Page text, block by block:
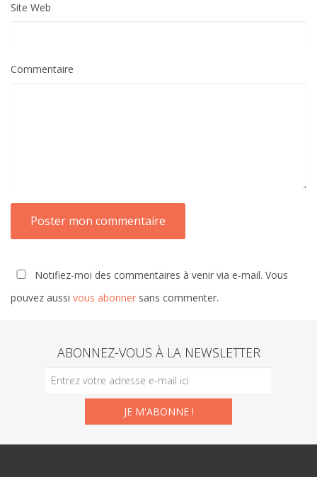
Site Web
Commentaire
Notifiez-moi des commentaires à venir via e-mail. Vous
pouvez aussi vous abonner sans commenter.
ABONNEZ-VOUS À LA NEWSLETTER